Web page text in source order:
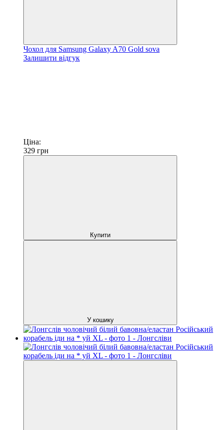
Чохол для Samsung Galaxy A70 Gold sova
Залишити відгук
Ціна:
329 грн
Купити
У кошику